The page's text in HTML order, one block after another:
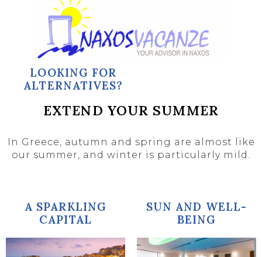
LOOKING FOR
ALTERNATIVES?
EXTEND YOUR SUMMER
In Greece, autumn and spring are almost like
our summer, and winter is particularly mild.
A SPARKLING
CAPITAL
Culture and
SUN AND WELL-
BEING
Thalassotherapy